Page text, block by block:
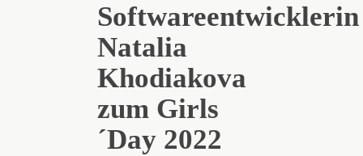
Softwareentwicklerin
Natalia
Khodiakova
zum Girls
´Day 2022